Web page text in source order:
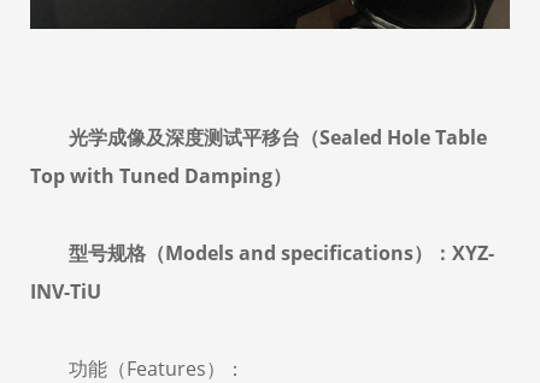
光学成像及深度测试平移台（Sealed Hole Table
Top with Tuned Damping）
型号规格（Models and specifications）：XYZ-
INV-TiU
功能（Features）：